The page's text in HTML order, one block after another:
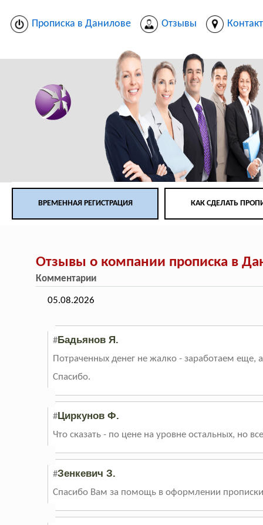
Прописка в Данилове Отзывы
ВРЕМЕННАЯ РЕГИСТРАЦИЯ КАК СДЕЛАТЬ
Отзывы о компании прописка в
Комментарии
05.08.2026
#Бадьянов Я.
Потраченных денег не жалко - заработаем еще,
Спасибо.
#Циркунов Ф.
Что сказать - по цене на уровне остальных, но
#Зенкевич З.
Спасибо Вам за помощь в оформлении